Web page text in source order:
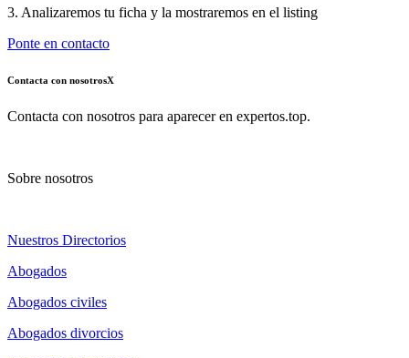
3. Analizaremos tu ficha y la mostraremos en el listing
Ponte en contacto
Contacta con nosotrosX
Contacta con nosotros para aparecer en expertos.top.
Sobre nosotros
Nuestros Directorios
Abogados
Abogados civiles
Abogados divorcios